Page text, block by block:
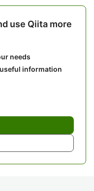
use Qiita more
needs
information